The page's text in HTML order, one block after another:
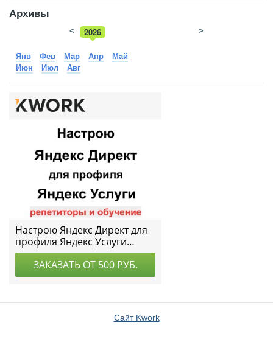
Архивы
2026
2025
< >
Янв Фев Мар Апр
Май
Июн
Июл Авг
Сайт Kwork